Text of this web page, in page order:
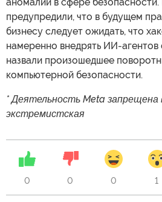
предупредили, что в будущем
бизнесу следует ожидать, что
намеренно внедрять ИИ-
назвали произошедшее
компьютерной безопасности.
* Деятельность Meta запрещена
экстремистская
0 0 0 1